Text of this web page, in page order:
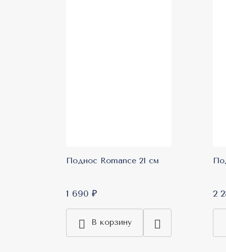
Поднос Romance 21 см
1 690 ₽
В корзину
2